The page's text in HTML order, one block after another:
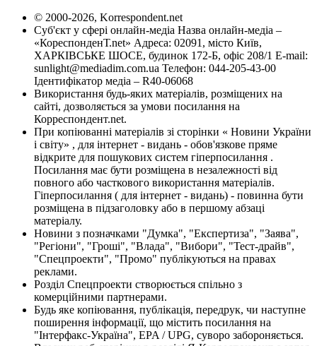
© 2000-2026, Korrespondent.net
Суб'єкт у сфері онлайн-медіа Назва онлайн-медіа –
«КореспонденТ.net» Адреса: 02091, місто Київ,
ХАРКІВСЬКЕ ШОСЕ, будинок 172-Б, офіс 208/1 E-mail:
sunlight@mediadim.com.ua Телефон: 044-205-43-00
Ідентифікатор медіа – R40-06068
Використання будь-яких матеріалів, розміщених на
сайті, дозволяється за умови посилання на
Корреспондент.net.
При копіюванні матеріалів зі сторінки « Новини України
і світу» , для інтернет - видань - обов'язкове пряме
відкрите для пошукових систем гіперпосилання .
Посилання має бути розміщена в незалежності від
повного або часткового використання матеріалів.
Гіперпосилання ( для інтернет - видань) - повинна бути
розміщена в підзаголовку або в першому абзаці
матеріалу.
Новини з позначками "Думка", "Експертиза", "Заява",
"Регіони", "Гроші", "Влада", "Вибори", "Тест-драйв",
"Спецпроекти", "Промо" публікуються на правах
реклами.
Розділ Спецпроекти створюється спільно з
комерційними партнерами.
Будь яке копіювання, публікація, передрук, чи наступне
поширення інформації, що містить посилання на
"Інтерфакс-Україна", EPA / UPG, суворо забороняється.